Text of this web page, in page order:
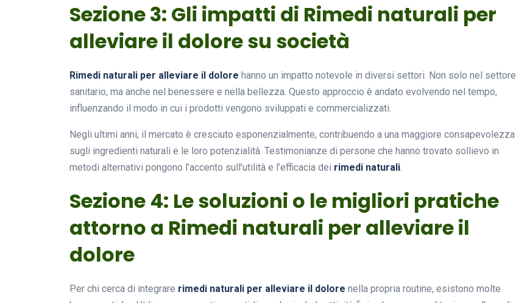
Sezione 3: Gli impatti di Rimedi naturali per
alleviare il dolore su società
Rimedi naturali per alleviare il dolore hanno un impatto notevole in diversi settori. Non solo nel settore
sanitario, ma anche nel benessere e nella bellezza. Questo approccio è andato evolvendo nel tempo,
influenzando il modo in cui i prodotti vengono sviluppati e commercializzati.
Negli ultimi anni, il mercato è cresciuto esponenzialmente, contribuendo a una maggiore consapevolezza
sugli ingredienti naturali e le loro potenzialità. Testimonianze di persone che hanno trovato sollievo in
metodi alternativi pongono l’accento sull’utilità e l’efficacia dei rimedi naturali.
Sezione 4: Le soluzioni o le migliori pratiche
attorno a Rimedi naturali per alleviare il
dolore
Per chi cerca di integrare rimedi naturali per alleviare il dolore nella propria routine, esistono molte